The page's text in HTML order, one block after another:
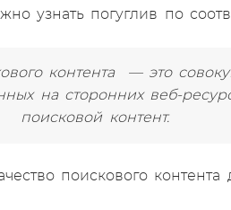
узнать погуглив по
контента — это
на сторонних веб-
поисковой контент.
поискового